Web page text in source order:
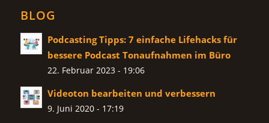
BLOG
Podcasting Tipps: 7 einfache Lifehacks für
bessere Podcast Tonaufnahmen im Büro
22. Februar 2023 - 19:06
Videoton bearbeiten und verbessern
9. Juni 2020 - 17:19